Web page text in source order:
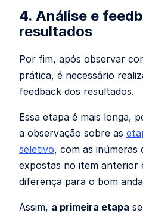
4. Análise e
resultados
Por fim, após observar
prática, é necessário
feedback dos resultados.
Essa etapa é mais longa,
a observação sobre as
seletivo, com as inúmeras
expostas no item anterior
diferença para o bom
Assim, a primeira etapa